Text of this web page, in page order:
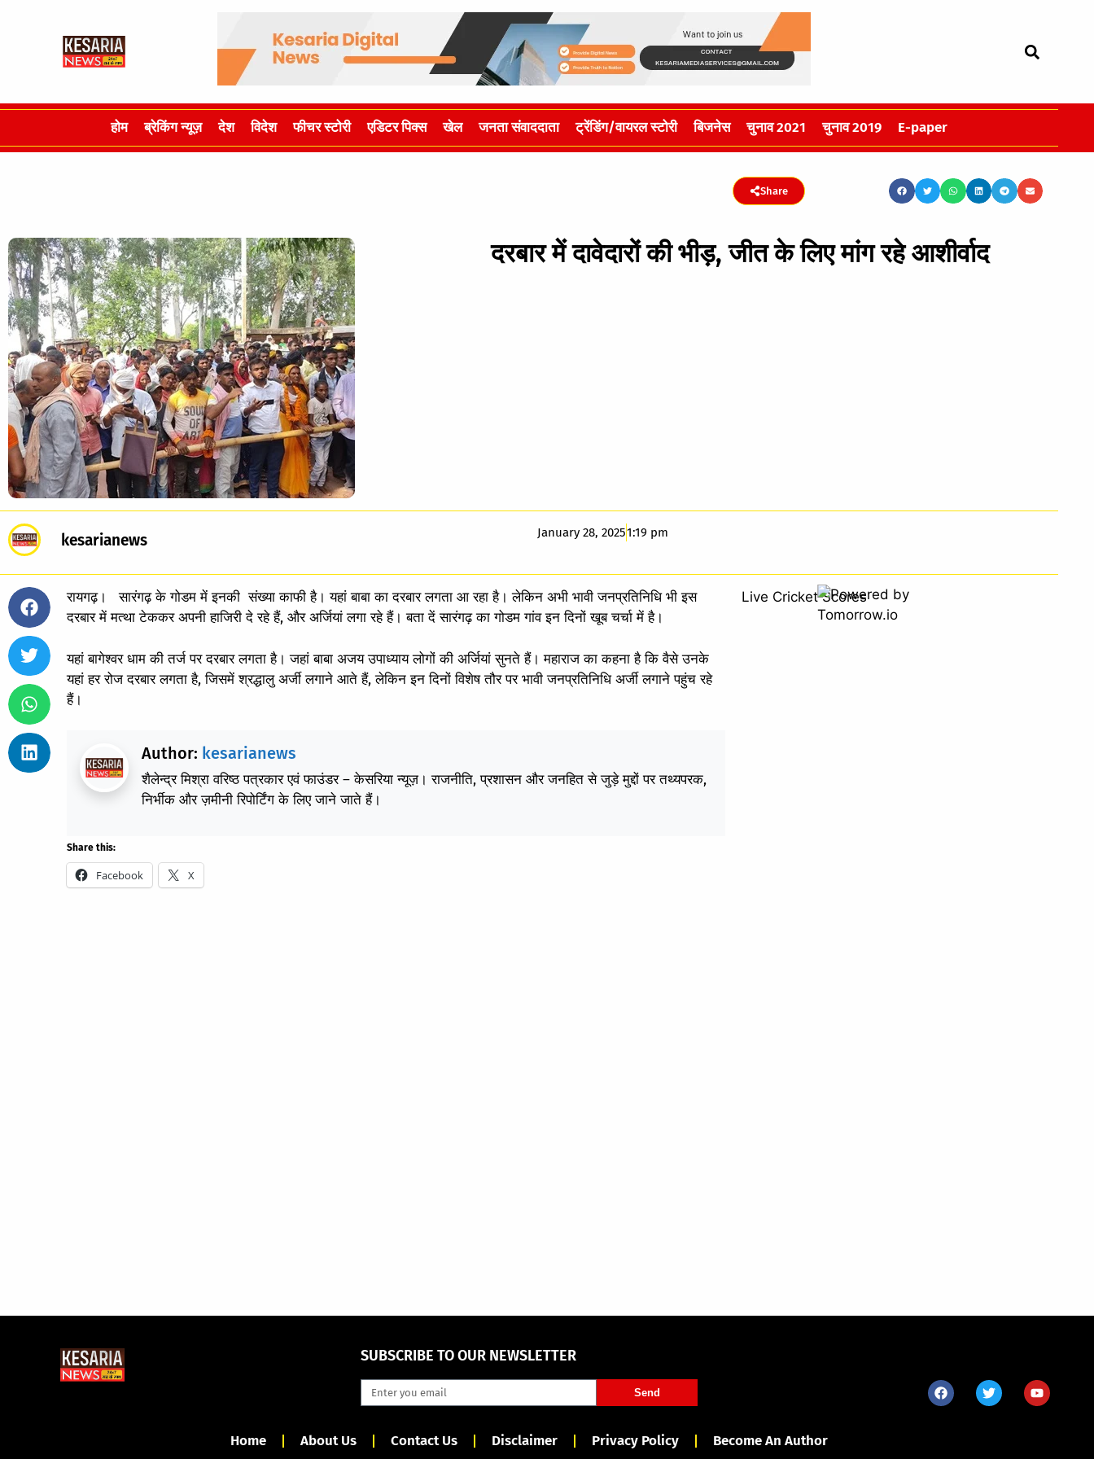
होम ब्रेकिंग न्यूज़ देश विदेश फीचर स्टोरी एडिटर पिक्स खेल जनता संवाददाता ट्रेंडिंग/वायरल स्टोरी बिजनेस चुनाव 2021 चुनाव 2019 E-paper
Share
दरबार में दावेदारों की भीड़, जीत के लिए मांग रहे आशीर्वाद
kesarianews January 28, 20251:19 pm
रायगढ़। सारंगढ़ के गोडम में इनकी संख्या काफी है। यहां बाबा का दरबार लगता आ रहा है। लेकिन अभी भावी जनप्रतिनिधि भी इस
दरबार में मत्था टेककर अपनी हाजिरी दे रहे हैं, और अर्जियां लगा रहे हैं। बता दें सारंगढ़ का गोडम गांव इन दिनों खूब चर्चा में है।
यहां बागेश्वर धाम की तर्ज पर दरबार लगता है। जहां बाबा अजय उपाध्याय लोगों की अर्जियां सुनते हैं। महाराज का कहना है कि वैसे उनके
यहां हर रोज दरबार लगता है, जिसमें श्रद्धालु अर्जी लगाने आते हैं, लेकिन इन दिनों विशेष तौर पर भावी जनप्रतिनिधि अर्जी लगाने पहुंच रहे
हैं।
Author: kesarianews
शैलेन्द्र मिश्रा वरिष्ठ पत्रकार एवं फाउंडर – केसरिया न्यूज़। राजनीति, प्रशासन और जनहित से जुड़े मुद्दों पर तथ्यपरक,
निर्भीक और ज़मीनी रिपोर्टिंग के लिए जाने जाते हैं।
Share this:
Facebook X
Live Cricket Scores
SUBSCRIBE TO OUR NEWSLETTER
Send
Home About Us Contact Us Disclaimer Privacy Policy Become An Author